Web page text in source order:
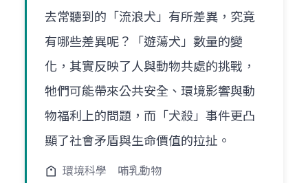
去常聽到的「流浪犬」有所差異，究竟
有哪些差異呢？「遊蕩犬」數量的變
化，其實反映了人與動物共處的挑戰，
牠們可能帶來公共安全、環境影響與動
物福利上的問題，而「犬殺」事件更凸
顯了社會矛盾與生命價值的拉扯。
環境科學 哺乳動物